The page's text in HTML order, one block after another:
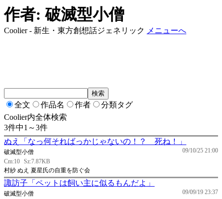
作者: 破滅型小僧
Coolier - 新生・東方創想話ジェネリック メニューへ
全文 作品名 作者
分類タグ
Coolier内全体検索
3件中1～3件
ぬえ「なっ何そればっかじゃないの！？ 死ね！」
09/10/25 21:00
破滅型小僧
Cm:10 Sz:7.87KB
村紗 ぬえ 夏星氏の自重を防ぐ会
諏訪子「ペットは飼い主に似るもんだよ」
09/09/19 23:37
破滅型小僧